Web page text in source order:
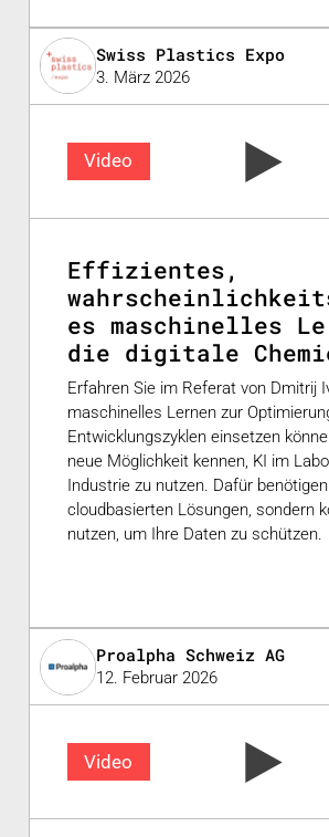
Swiss Plastics Expo
3. März 2026
Video
Effizientes,
es maschinelles
die digitale
Erfahren Sie im Referat von Dmitrij
maschinelles Lernen zur
Entwicklungszyklen einsetzen
neue Möglichkeit kennen, KI im
Industrie zu nutzen. Dafür
cloudbasierten Lösungen, sondern
nutzen, um Ihre Daten zu schützen.
Proalpha Schweiz AG
12. Februar 2026
Video